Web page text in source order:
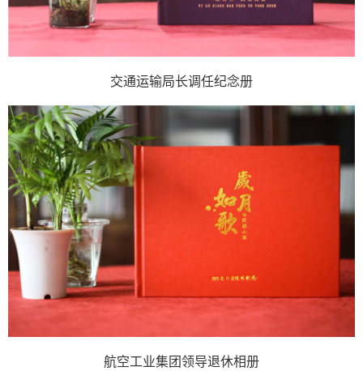
交通运输局长调任纪念册
航空工业集团领导退休相册